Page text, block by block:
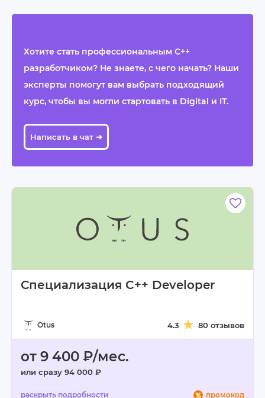
Хотите стать профессиональным C++
разработчиком? Не знаете, с чего начать? Наши
эксперты помогут вам выбрать подходящий
курс, чтобы вы могли стартовать в Digital и IT.
Написать в чат ➜
Специализация C++ Developer
Otus 4.3 80 отзывов
от 9 400 ₽/мес.
или сразу 94 000 ₽
промокод